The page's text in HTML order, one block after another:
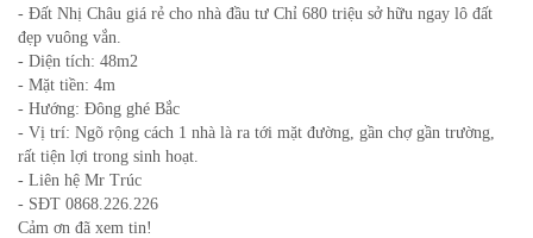
- Đất Nhị Châu giá rẻ cho nhà đầu tư Chỉ 680 triệu sở hữu ngay lô đất
đẹp vuông vắn.
- Diện tích: 48m2
- Mặt tiền: 4m
- Hướng: Đông ghé Bắc
- Vị trí: Ngõ rộng cách 1 nhà là ra tới mặt đường, gần chợ gần trường,
rất tiện lợi trong sinh hoạt.
- Liên hệ Mr Trúc
- SĐT 0868.226.226
Cảm ơn đã xem tin!